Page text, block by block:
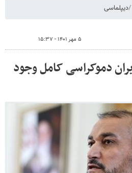
دیپلماسی
۵ مهر ۱۴۰۱ - ۱۵:۳۷
دموکراسی کامل وجود